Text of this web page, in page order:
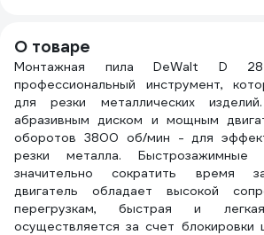
О товаре
Монтажная пила DeWalt D
профессиональный инструмент,
для резки металлических
абразивным диском и мощным
оборотов 3800 об/мин - для
резки металла. Быстрозажимные
значительно сократить время
двигатель обладает высокой
перегрузкам, быстрая и
осуществляется за счет блокировки